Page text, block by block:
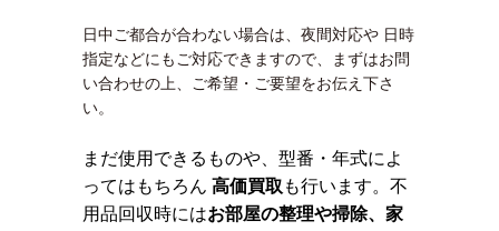
日中ご都合が合わない場合は、夜間対応や 日時
指定などにもご対応できますので、まずはお問
い合わせの上、ご希望・ご要望をお伝え下さ
い。
まだ使用できるものや、型番・年式によ
ってはもちろん 高価買取 も行います。不
用品回収時にはお部屋の整理や掃除、家